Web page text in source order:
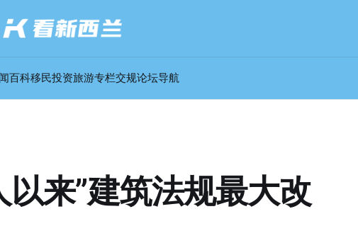
百科移民投资旅游专栏交规论坛导航
以来”建筑法规最大改